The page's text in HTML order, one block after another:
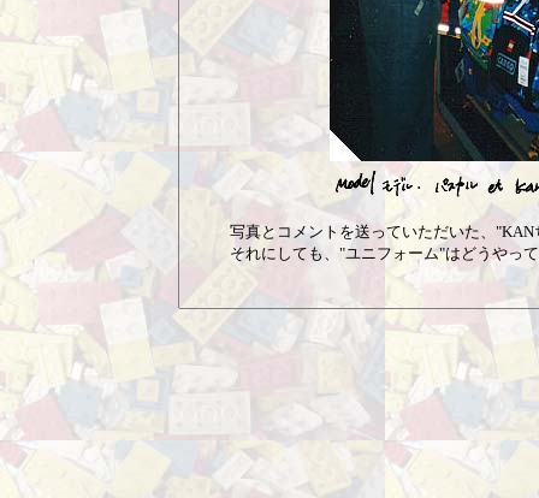
写真とコメントを送っていただいた、
それにしても、"ユニフォーム"はどうやって